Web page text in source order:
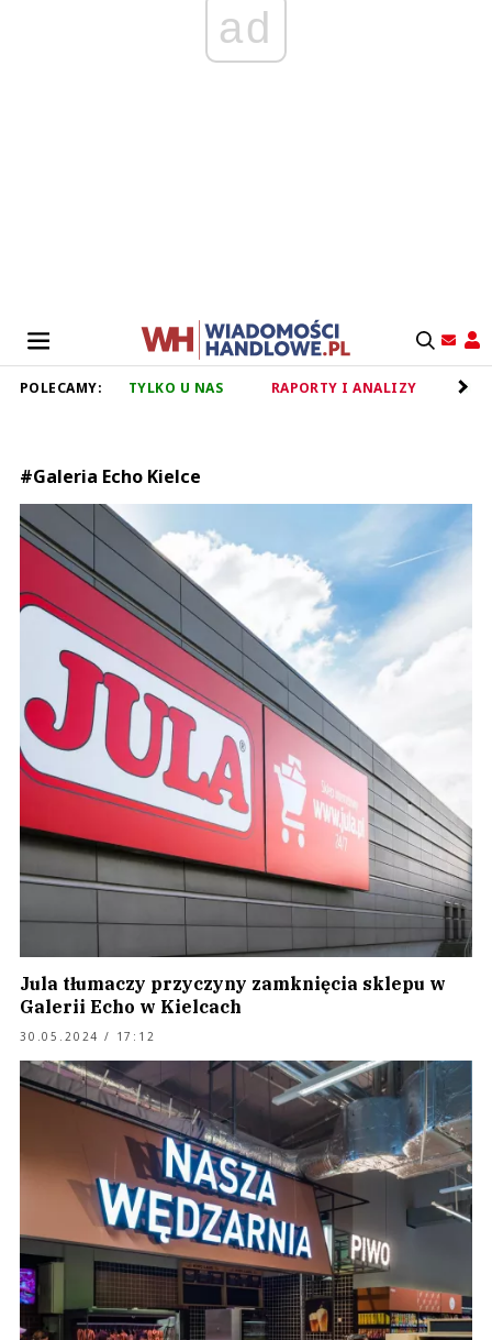
ad
POLECAMY: TYLKO U NAS RAPORTY I ANALIZY
#Galeria Echo Kielce
Jula tłumaczy przyczyny zamknięcia sklepu w
Galerii Echo w Kielcach
30.05.2024 / 17:12